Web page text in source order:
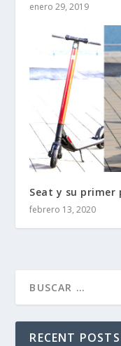
enero 29, 2019
Seat y su
febrero 13, 2020
RECENT POSTS